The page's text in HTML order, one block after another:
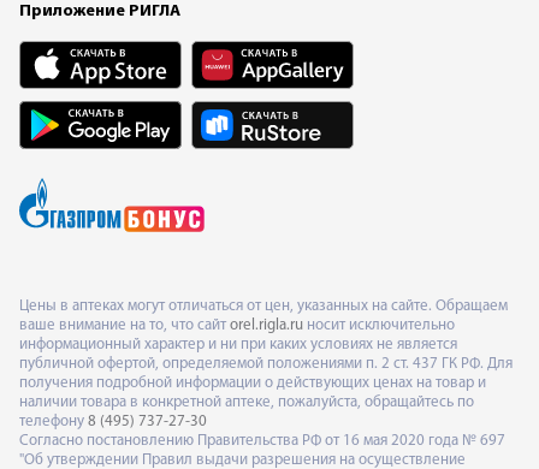
Приложение РИГЛА
Цены в аптеках могут отличаться от цен, указанных на сайте. Обращаем
ваше внимание на то, что сайт orel.rigla.ru носит исключительно
информационный характер и ни при каких условиях не является
публичной офертой, определяемой положениями п. 2 ст. 437 ГК РФ. Для
получения подробной информации о действующих ценах на товар и
наличии товара в конкретной аптеке, пожалуйста, обращайтесь по
телефону 8 (495) 737-27-30
Согласно постановлению Правительства РФ от 16 мая 2020 года № 697
"Об утверждении Правил выдачи разрешения на осуществление